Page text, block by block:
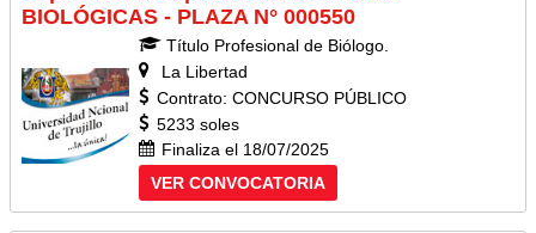
BIOLÓGICAS - PLAZA N° 000550
Título Profesional de Biólogo.
La Libertad
Contrato: CONCURSO PÚBLICO
5233 soles
Finaliza el 18/07/2025
VER CONVOCATORIA